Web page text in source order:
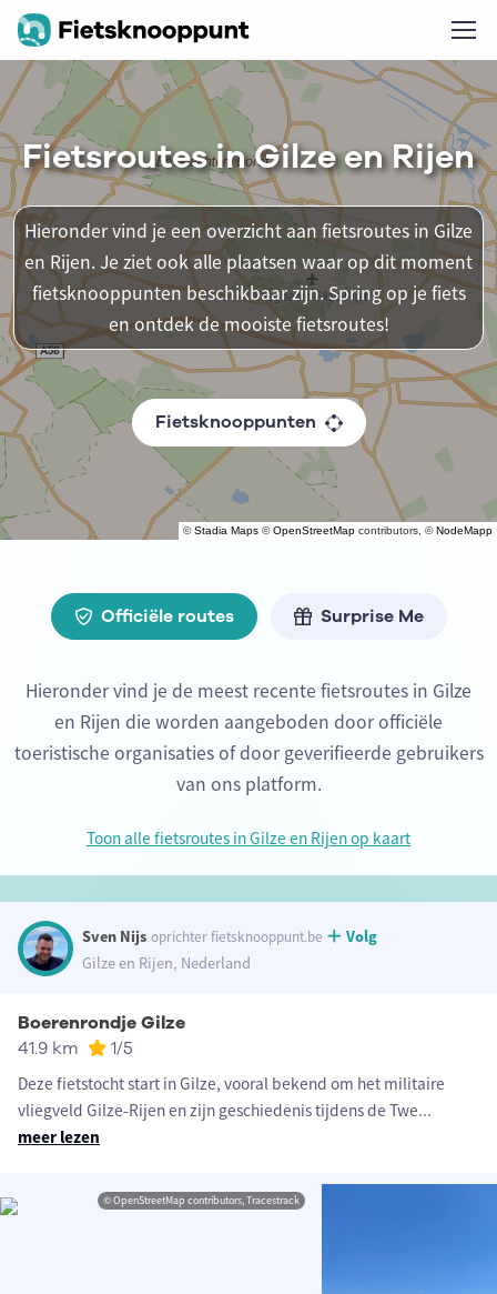
©Stadia Maps ©OpenStreetMap contributors, ©NodeMapp
Fietsroutes in Gilze en Rijen
Hieronder vind je een overzicht aan fietsroutes in Gilze
en Rijen. Je ziet ook alle plaatsen waar op dit moment
fietsknooppunten beschikbaar zijn. Spring op je fiets
en ontdek de mooiste fietsroutes!
Fietsknooppunten
Officiële routes Surprise Me
Hieronder vind je de meest recente fietsroutes in Gilze
en Rijen die worden aangeboden door officiële
toeristische organisaties of door geverifieerde gebruikers
van ons platform.
Toon alle fietsroutes in Gilze en Rijen op kaart
Sven Nijs oprichter fietsknooppunt.be
Volg
Gilze en Rijen, Nederland
Boerenrondje Gilze
41.9 km 1/5
Deze fietstocht start in Gilze, vooral bekend om het militaire
vliegveld Gilze-Rijen en zijn geschiedenis tijdens de Twe...
meer lezen
© OpenStreetMap contributors, Tracestrack